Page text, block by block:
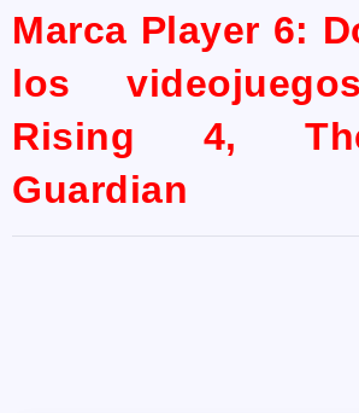
Marca Player 6:
los
Rising 4,
Guardian